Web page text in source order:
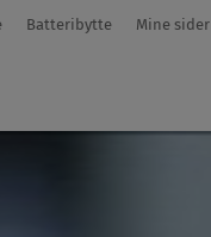
Batteribytte Mine sider